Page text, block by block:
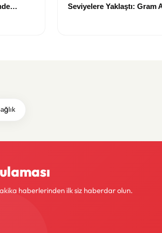
Seviyelere Yaklaştı: Gram
haberlerinden ilk siz haberdar olun.